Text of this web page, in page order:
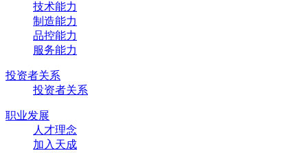
技术能力
制造能力
品控能力
服务能力
投资者关系
投资者关系
职业发展
人才理念
加入天成